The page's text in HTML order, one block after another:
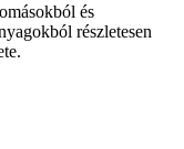
és
részletesen